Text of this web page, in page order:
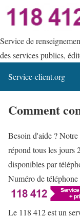
Service de
des services publics,
Service-client.org
Comment
Besoin d'aide ?
répond tous les jours
disponibles par
Numéro de
Le 118 412 est un